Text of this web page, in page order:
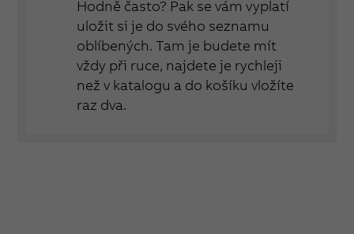
Hodně často? Pak se vám vyplatí
uložit si je do svého seznamu
oblíbených. Tam je budete mít
vždy při ruce, najdete je rychleji
než v katalogu a do košíku vložíte
raz dva.